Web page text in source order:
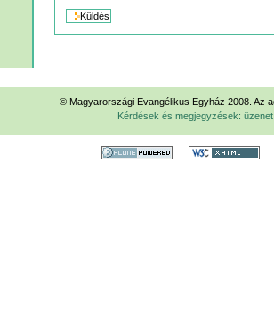
© Magyarországi Evangélikus Egyház 2008. Az
Kérdések és megjegyzések: